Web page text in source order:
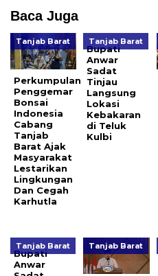
Baca Juga
Tanjab Barat
Perkumpulan
Penggemar
Bonsai
Indonesia
Cabang
Tanjab
Barat Ajak
Masyarakat
Lestarikan
Lingkungan
Dan Cegah
Karhutla
Tanjab Barat
Bupati
Anwar
Sadat
Tinjau
Langsung
Lokasi
Kebakaran
di Teluk
Kulbi
Tanjab Barat
Bupati
Anwar
Tanjab Barat